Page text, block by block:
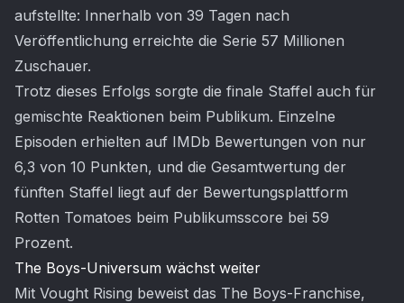
aufstellte: Innerhalb von 39 Tagen nach
Veröffentlichung erreichte die Serie 57 Millionen
Zuschauer.
Trotz dieses Erfolgs sorgte die finale Staffel auch für
gemischte Reaktionen beim Publikum. Einzelne
Episoden erhielten auf IMDb Bewertungen von nur
6,3 von 10 Punkten, und die Gesamtwertung der
fünften Staffel liegt auf der Bewertungsplattform
Rotten Tomatoes beim Publikumsscore bei 59
Prozent.
The Boys-Universum wächst weiter
Mit Vought Rising beweist das The Boys-Franchise,